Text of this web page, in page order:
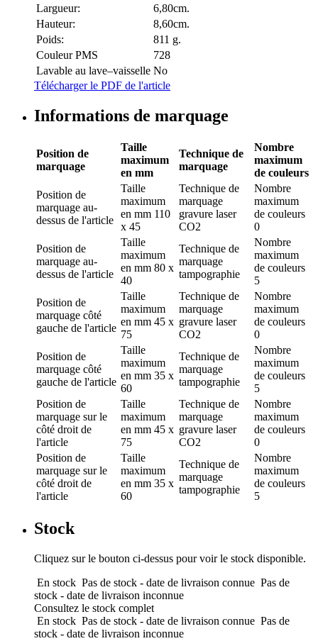
Largueur:
6,80cm.
Hauteur:
8,60cm.
Poids:
811 g.
Couleur PMS
728
Lavable au lave–vaisselle No
Télécharger le PDF de l'article
Informations de marquage
Position de
marquage
Taille
maximum
en mm
Technique de
marquage
Nombre
maximum
de couleurs
Position de
marquage au-
dessus de l'article
Taille
maximum
en mm 110
x 45
Technique de
marquage
gravure laser
CO2
Nombre
maximum
de couleurs
0
Position de
marquage au-
dessus de l'article
Taille
maximum
en mm 80 x
40
Technique de
marquage
tampographie
Nombre
maximum
de couleurs
5
Position de
marquage côté
gauche de l'article
Taille
maximum
en mm 45 x
75
Technique de
marquage
gravure laser
CO2
Nombre
maximum
de couleurs
0
Position de
marquage côté
gauche de l'article
Taille
maximum
en mm 35 x
60
Technique de
marquage
tampographie
Nombre
maximum
de couleurs
5
Position de
marquage sur le
côté droit de
l'article
Taille
maximum
en mm 45 x
75
Technique de
marquage
gravure laser
CO2
Nombre
maximum
de couleurs
0
Position de
marquage sur le
côté droit de
l'article
Taille
maximum
en mm 35 x
60
Technique de
marquage
tampographie
Nombre
maximum
de couleurs
5
Stock
Cliquez sur le bouton ci-dessus pour voir le stock disponible.
En stock Pas de stock - date de livraison connue Pas de
stock - date de livraison inconnue
Consultez le stock complet
En stock Pas de stock - date de livraison connue Pas de
stock - date de livraison inconnue